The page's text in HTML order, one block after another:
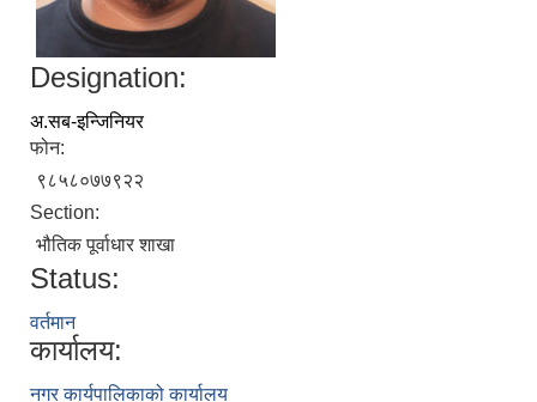
Designation:
अ.सब-इन्जिनियर
फोन:
९८५८०७७९२२
Section:
भौतिक पूर्वाधार शाखा
Status:
वर्तमान
कार्यालय:
नगर कार्यपालिकाको कार्यालय